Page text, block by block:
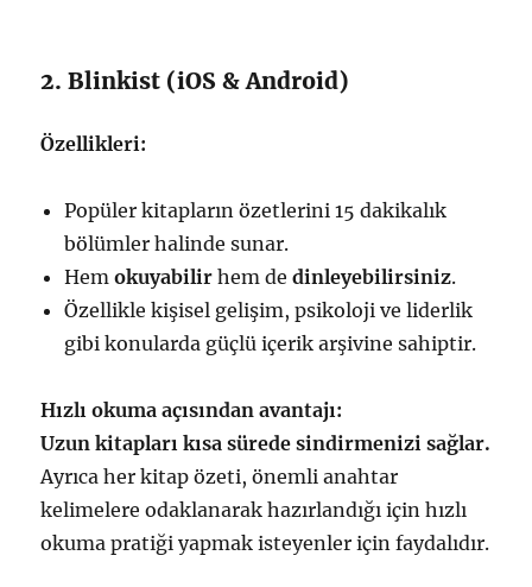
2. Blinkist (iOS & Android)
Özellikleri:
Popüler kitapların özetlerini 15 dakikalık
bölümler halinde sunar.
Hemokuyabilir hem dedinleyebilirsiniz.
Özellikle kişisel gelişim, psikoloji ve liderlik
gibi konularda güçlü içerik arşivine sahiptir.
Hızlı okuma açısından avantajı:
Uzun kitapları kısa sürede sindirmenizi sağlar.
Ayrıca her kitap özeti, önemli anahtar
kelimelere odaklanarak hazırlandığı için hızlı
okuma pratiği yapmak isteyenler için faydalıdır.